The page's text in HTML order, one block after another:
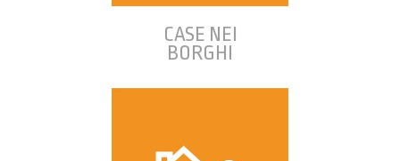
CASE NEI
BORGHI